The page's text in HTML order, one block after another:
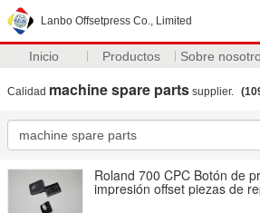
Lanbo Offsetpress Co., Limited
Inicio Productos Sobre
Calidad machine spare parts supplier.
Roland 700 CPC Botón de
impresión offset piezas de